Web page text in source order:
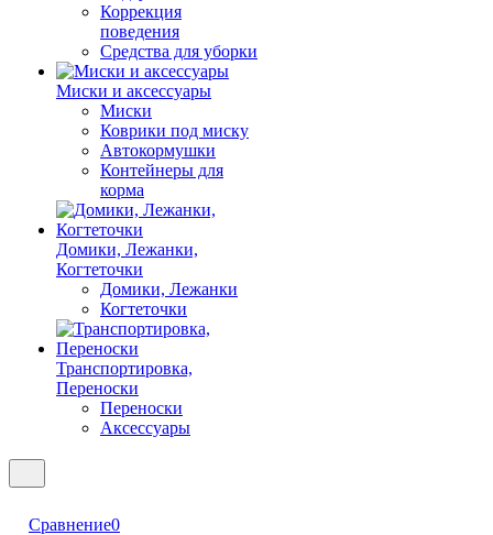
Коррекция
поведения
Средства для уборки
Миски и аксессуары
Миски
Коврики под миску
Автокормушки
Контейнеры для
корма
Домики, Лежанки,
Когтеточки
Домики, Лежанки
Когтеточки
Транспортировка,
Переноски
Переноски
Аксессуары
Сравнение0